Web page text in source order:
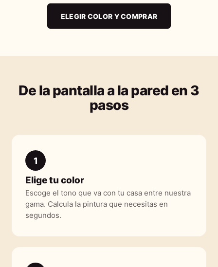
ELEGIR COLOR Y COMPRAR
De la pantalla a la pared en 3
pasos
1
Elige tu color
Escoge el tono que va con tu casa entre nuestra
gama. Calcula la pintura que necesitas en
segundos.